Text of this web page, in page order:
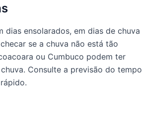
dias ensolarados, em dias de chuva
se a chuva não está tão
ou Cumbuco podem ter
Consulte a previsão do tempo